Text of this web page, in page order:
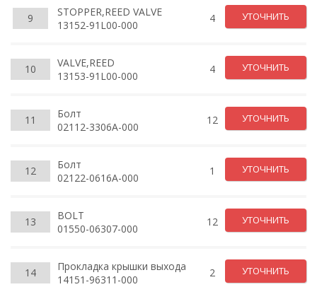
9
STOPPER,REED VALVE
13152-91L00-000
4 УТОЧНИТЬ
10
VALVE,REED
13153-91L00-000
4 УТОЧНИТЬ
11
Болт
02112-3306A-000
12 УТОЧНИТЬ
12
Болт
02122-0616A-000
1 УТОЧНИТЬ
13
BOLT
01550-06307-000
12 УТОЧНИТЬ
14
Прокладка крышки выхода
14151-96311-000
2 УТОЧНИТЬ